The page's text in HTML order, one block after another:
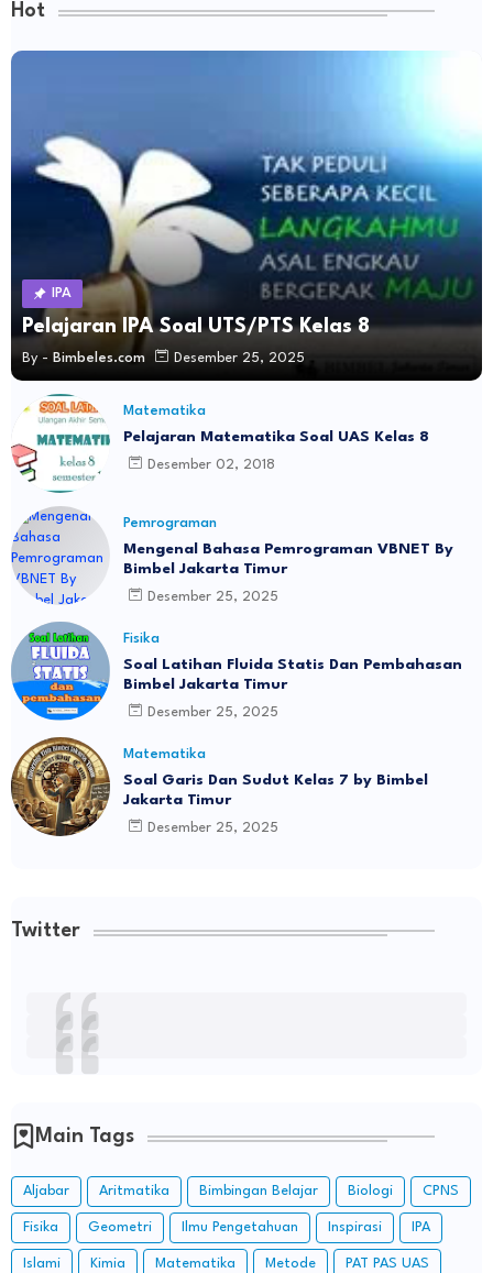
Hot
IPA
Pelajaran IPA Soal UTS/PTS Kelas 8
By - Bimbeles.com Desember 25, 2025
Matematika
Pelajaran Matematika Soal UAS Kelas 8
Desember 02, 2018
Pemrograman
Mengenal Bahasa Pemrograman VBNET By
Bimbel Jakarta Timur
Desember 25, 2025
Fisika
Soal Latihan Fluida Statis Dan Pembahasan
Bimbel Jakarta Timur
Desember 25, 2025
Matematika
Soal Garis Dan Sudut Kelas 7 by Bimbel
Jakarta Timur
Desember 25, 2025
Twitter
Main Tags
Aljabar Aritmatika Bimbingan Belajar Biologi CPNS
Fisika Geometri Ilmu Pengetahuan Inspirasi IPA
Islami Kimia Matematika Metode PAT PAS UAS